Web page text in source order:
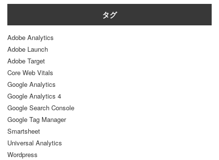
タグ
Adobe Analytics
Adobe Launch
Adobe Target
Core Web Vitals
Google Analytics
Google Analytics 4
Google Search Console
Google Tag Manager
Smartsheet
Universal Analytics
Wordpress